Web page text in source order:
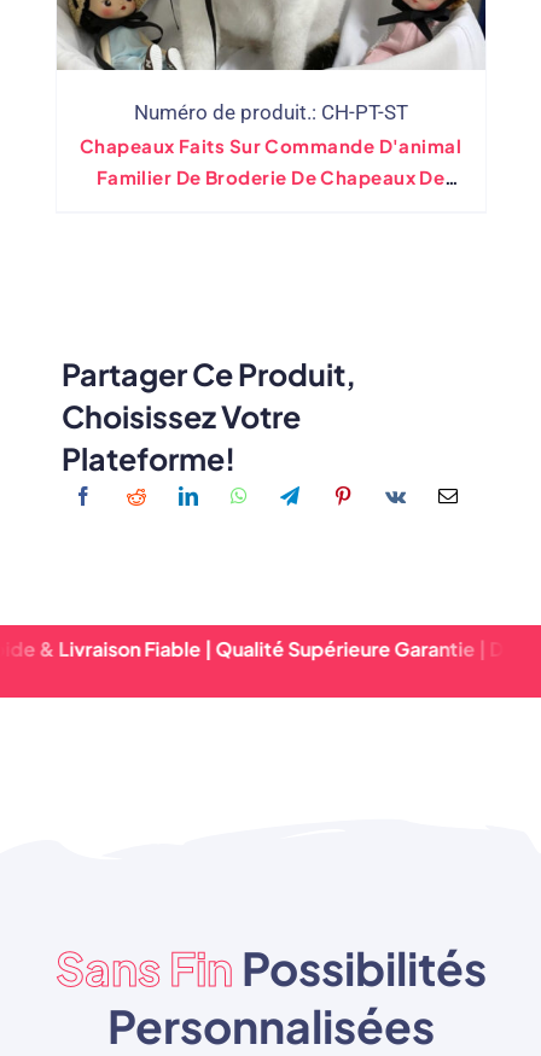
Numéro de produit.: CH-PT-ST
Chapeaux Faits Sur Commande D'animal
Familier De Broderie De Chapeaux De
Partager Ce Produit,
Choisissez Votre
Plateforme!
Fiable | Qualité Supérieure Garantie | Délai
Sans Fin Possibilités
Personnalisées